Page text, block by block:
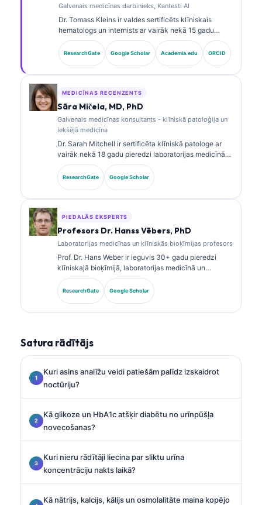
Galvenais medicīnas darbinieks, Kantesti AI
Dr. Tomass Kleins ir valdes sertificēts klīniskais
hematologs un internists ar vairāk nekā 15 gadu
pieredzi laboratorijas medicīnā un ar AI atbalstītā
klīniskā analīzē. Kā Kantesti AI galvenais medicīnas
darbinieks viņš nodrošina klīnisku uzraudzību par
interpretāciju un laboratorijas diagnostiku
laboratorijas medicīnas jomā.
ResearchGate Google Scholar Academia.edu ORCID
MEDICĪNAS RECENZENTS
Sāra Mičela, MD, PhD
Galvenais medicīnas konsultants - klīniskā patoloģija un
iekšējā medicīna
Dr. Sarah Mitchell ir sertificēta klīniskā patologe ar
vairāk nekā 18 gadu pieredzi laboratorijas medicīnā
un diagnostikas analīzē. Viņai ir specializētas
sertifikācijas klīniskajā ķīmijā, un viņa plaši
publicējusi pētījumus par biomarķieru paneļiem un
ResearchGate Google Scholar
PIEDALĀS EKSPERTS
Profesors Dr. Hanss Vēbers, PhD
Laboratorijas medicīnas un klīniskās bioķīmijas profesors
Prof. Dr. Hans Weber ir ieguvis 30+ gadu pieredzi
klīniskajā bioķīmijā, laboratorijas medicīnā un
biomarķieru pētniecībā. Bijušais Vācijas Klīniskās
ķīmijas biedrības prezidents, viņš specializējas
diagnostikas paneļu analīzē, biomarķieru
ResearchGate Google Scholar
Satura rādītājs
Kuri asins analīžu veidi patiešām palīdz izskaidrot
noctūriju?
Kā glikoze un HbA1c atšķir diabētu no urīnpūšļa
novecošanas?
Kuri nieru rādītāji liecina par sliktu urīna
koncentrāciju nakts laikā?
Kā nātrijs, kalcijs, kālijs un osmolalitāte maina kopējo